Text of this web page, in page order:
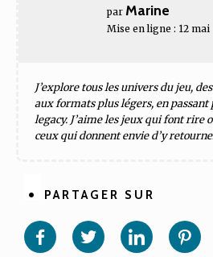
par Marine
Mise en ligne : 12 mai
J’explore tous les univers du jeu,
aux formats plus légers, en passant
legacy. J’aime les jeux qui font rire
ceux qui donnent envie d’y
PARTAGER SUR
Partager
sur
Partager
sur sur